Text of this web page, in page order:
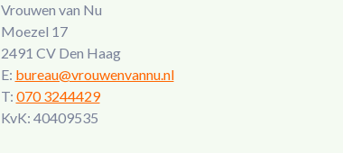
Vrouwen van Nu
Moezel 17
2491 CV Den Haag
E: bureau@vrouwenvannu.nl
T: 070 3244429
KvK: 40409535